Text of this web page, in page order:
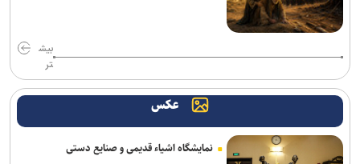
ادعای حکومت جولانی درباره خنثی‌سازی عملیات داعش در دمشق
روسیه: رقابت برای دبیرکلی سازمان ملل همچنان باز است
بیش
تر
عکس
نمایشگاه اشیاء قدیمی و صنایع دستی